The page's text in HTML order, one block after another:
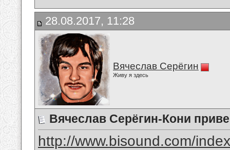
28.08.2017, 11:28
Вячеслав Серёгин
Живу я здесь
Вячеслав Серёгин-Кони
http://www.bisound.com/